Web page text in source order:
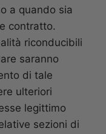
a quando sia
contratto.
riconducibili
saranno
di tale
ulteriori
legittimo
sezioni di